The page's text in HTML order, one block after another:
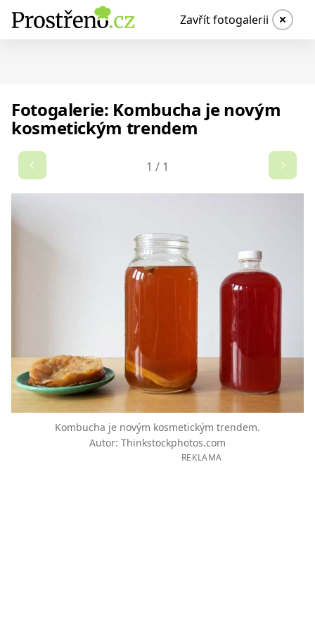
Zavřít fotogalerii
Fotogalerie: Kombucha je novým
kosmetickým trendem
1 / 1
Kombucha je novým kosmetickým trendem.
Autor: Thinkstockphotos.com
REKLAMA